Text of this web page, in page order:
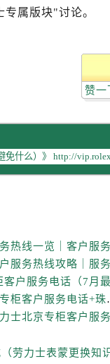
图区会战大街劳力
辉区中央街劳力士售
冠区红军路劳力士售
向阳区长安路劳力士
龙沙区龙华路劳力
山区新兴大街劳力
浑江大街劳力士售
河南街劳力士售后
人民大街劳力士售
街道梅河大街劳力
五环大街劳力士售
属版块"讨论。
赞一
2026年7月最
劳力士表蒙更换知识